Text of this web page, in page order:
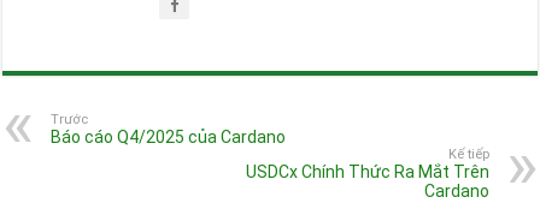
Trước
Báo cáo Q4/2025 của Cardano
Kế tiếp
USDCx Chính Thức Ra Mắt Trên
Cardano